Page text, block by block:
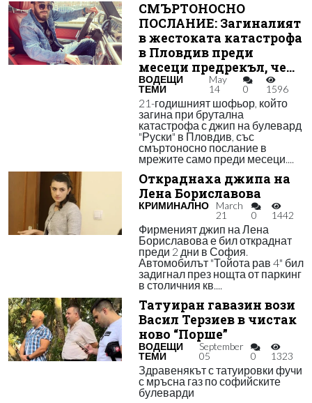
СМЪРТОНОСНО
ПОСЛАНИЕ: Загиналият
в жестоката катастрофа
в Пловдив преди
месеци предрекъл, че...
ВОДЕЩИ
ТЕМИ
May
14
0 1596
21-годишният шофьор, който
загина при брутална
катастрофа с джип на булевард
"Руски" в Пловдив, със
смъртоносно послание в
мрежите само преди месеци....
Откраднаха джипа на
Лена Бориславова
КРИМИНАЛНО
March
21
0 1442
Фирменият джип на Лена
Бориславова е бил откраднат
преди 2 дни в София.
Автомобилът "Тойота рав 4" бил
задигнал през нощта от паркинг
в столичния кв....
Татуиран гавазин вози
Васил Терзиев в чистак
ново “Порше”
ВОДЕЩИ
ТЕМИ
September
05
0 1323
Здравенякът с татуировки фучи
с мръсна газ по софийските
булеварди